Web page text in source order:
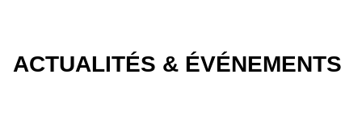
ACTUALITÉS & ÉVÉNEMENTS